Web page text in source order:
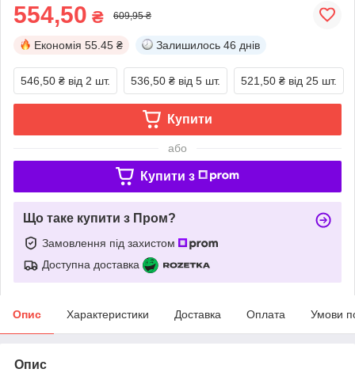
554,50 ₴ 609,95 ₴
Економія 55.45 ₴ Залишилось 46 днів
546,50 ₴ від 2 шт. 536,50 ₴ від 5 шт. 521,50 ₴ від 25 шт.
Купити
або
Купити з
Що таке купити з Пром?
Замовлення під захистом
Доступна доставка
Опис Характеристики Доставка Оплата Умови
Опис